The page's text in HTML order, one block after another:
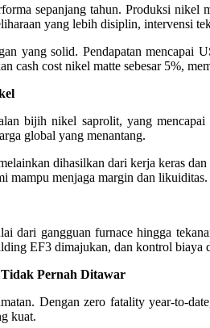
sepanjang tahun. Produksi
yang lebih disiplin, intervensi
yang solid. Pendapatan
cash cost nikel matte sebesar 5%,
bijih nikel saprolit, yang
global yang menantang.
dihasilkan dari kerja keras
mampu menjaga margin dan
dari gangguan furnace hingga
EF3 dimajukan, dan kontrol
Pernah Ditawar
Dengan zero fatality year-to-
kuat.